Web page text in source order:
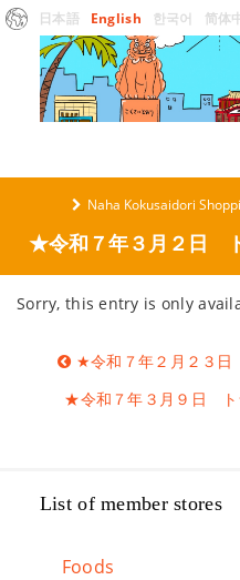
日本語 English 한국어 简体
Naha Kokusaidori
★令和７年３月２日
Sorry, this entry is only
navigation
★令和７年２月２３
★令和７年３月９日 ト
List of member stores
Foods